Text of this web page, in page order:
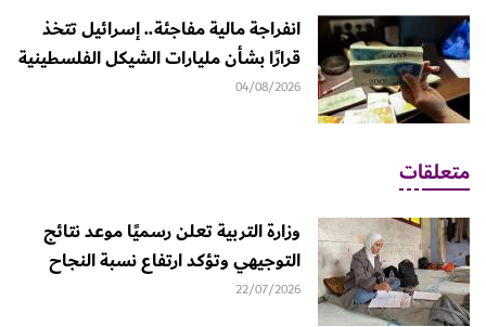
انفراجة مالية مفاجئة.. إسرائيل تتخذ
قرارًا بشأن مليارات الشيكل الفلسطينية
04/08/2026
متعلقات
وزارة التربية تعلن رسميًا موعد نتائج
التوجيهي وتؤكد ارتفاع نسبة النجاح
22/07/2026